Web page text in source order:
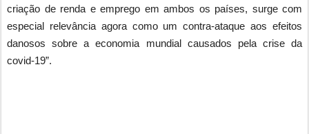
criação de renda e emprego em ambos os países, surge com
especial relevância agora como um contra-ataque aos efeitos
danosos sobre a economia mundial causados pela crise da
covid-19”.